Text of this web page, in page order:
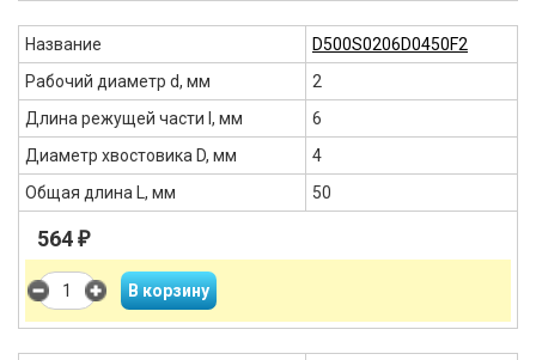
Название
D500S0206D0450F2
Рабочий диаметр d, мм
2
Длина режущей части l, мм
6
Диаметр хвостовика D, мм
4
Общая длина L, мм
50
564 ₽